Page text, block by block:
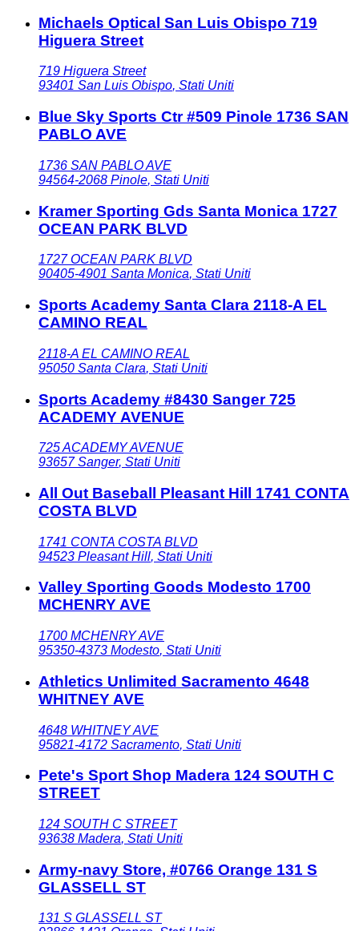
Michaels Optical San Luis Obispo 719
Higuera Street
719 Higuera Street
93401 San Luis Obispo, Stati Uniti
Blue Sky Sports Ctr #509 Pinole 1736 SAN
PABLO AVE
1736 SAN PABLO AVE
94564-2068 Pinole, Stati Uniti
Kramer Sporting Gds Santa Monica 1727
OCEAN PARK BLVD
1727 OCEAN PARK BLVD
90405-4901 Santa Monica, Stati Uniti
Sports Academy Santa Clara 2118-A EL
CAMINO REAL
2118-A EL CAMINO REAL
95050 Santa Clara, Stati Uniti
Sports Academy #8430 Sanger 725
ACADEMY AVENUE
725 ACADEMY AVENUE
93657 Sanger, Stati Uniti
All Out Baseball Pleasant Hill 1741 CONTA
COSTA BLVD
1741 CONTA COSTA BLVD
94523 Pleasant Hill, Stati Uniti
Valley Sporting Goods Modesto 1700
MCHENRY AVE
1700 MCHENRY AVE
95350-4373 Modesto, Stati Uniti
Athletics Unlimited Sacramento 4648
WHITNEY AVE
4648 WHITNEY AVE
95821-4172 Sacramento, Stati Uniti
Pete's Sport Shop Madera 124 SOUTH C
STREET
124 SOUTH C STREET
93638 Madera, Stati Uniti
Army-navy Store, #0766 Orange 131 S
GLASSELL ST
131 S GLASSELL ST